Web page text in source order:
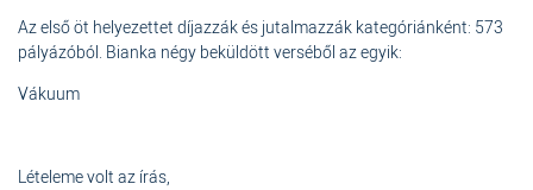
Az első öt helyezettet díjazzák és jutalmazzák kategóriánként: 573
pályázóból. Bianka négy beküldött verséből az egyik:
Vákuum
Lételeme volt az írás,